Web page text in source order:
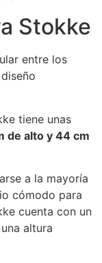
Stokke
entre los
tiene unas
de alto y 44 cm
a la mayoría
cómodo para
cuenta con un
altura